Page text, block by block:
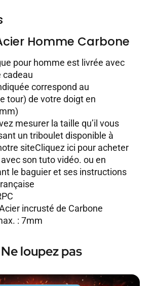
Homme Carbone
pour homme est livrée avec
cadeau
correspond au
tour) de votre doigt en
mesurer la taille qu’il vous
un triboulet disponible à
siteCliquez ici pour acheter
son tuto vidéo. ou en
le baguier et ses instructions
incrusté de Carbone
: 7mm
Ne loupez pas